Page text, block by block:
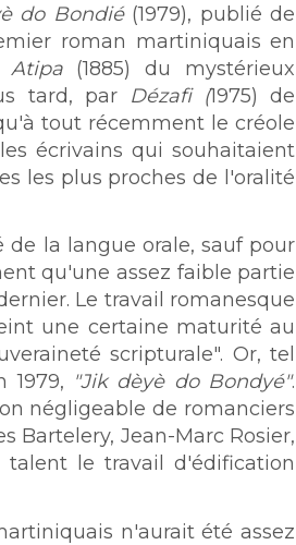
do Bondié(1979), publié de
roman martiniquais en
Atipa (1885) du mystérieux
tard, par Dézafi (1975) de
tout récemment le créole
écrivains qui souhaitaient
les plus proches de l'oralité
la langue orale, sauf pour
qu'une assez faible partie
Le travail romanesque
une certaine maturité au
scripturale". Or, tel
"Jik dèyè do Bondyé".
négligeable de romanciers
Bartelery, Jean-Marc Rosier,
talent le travail d'édification
n'aurait été assez